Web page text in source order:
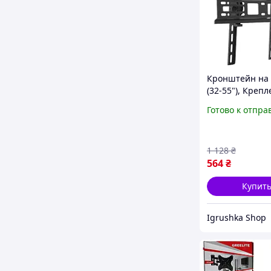
Кронштейн на
(32-55"),
RYH
Готово к
564₴
1 128 ₴
Купить
Igrushka Shop